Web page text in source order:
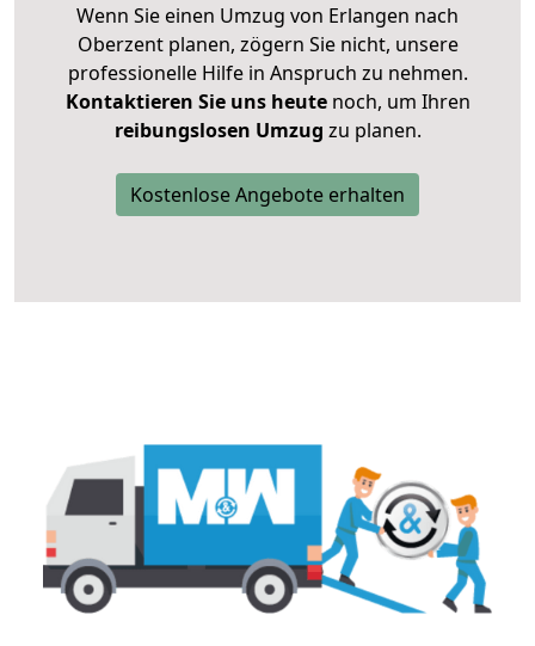
Wenn Sie einen Umzug von Erlangen nach
Oberzent planen, zögern Sie nicht, unsere
professionelle Hilfe in Anspruch zu nehmen.
Kontaktieren Sie uns heutenoch, um Ihren
reibungslosen Umzug zu planen.
Kostenlose Angebote erhalten